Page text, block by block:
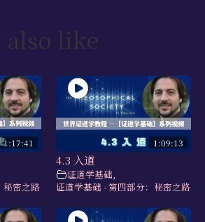
also like
1:17:41
秘密之路
1:09:13
4.3 入道
证道学基础,
证道学基础 - 第四部分：秘密之路